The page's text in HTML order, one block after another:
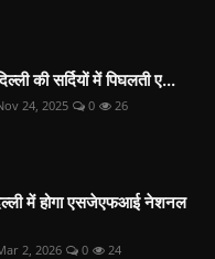
की सर्दियों में पिघलती ए...
24, 2025 0 26
में होगा एसजेएफआई नेशनल
2, 2026 0 24